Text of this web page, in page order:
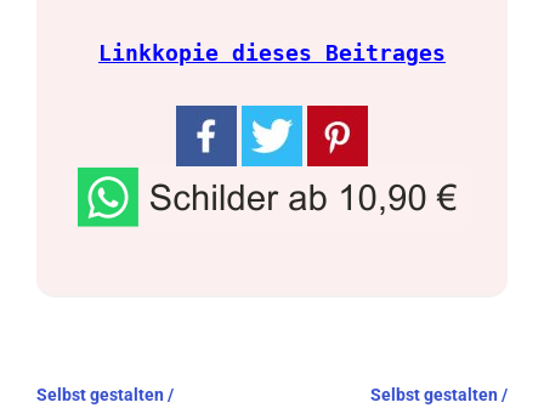
Linkkopie dieses Beitrages
Beitragsnavigation
Selbst gestalten / Selbst gestalten /